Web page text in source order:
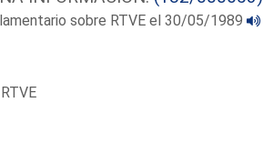
sobre RTVE el 30/05/1989